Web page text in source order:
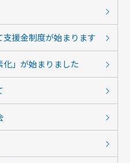
援金制度が始まります
」が始まりました